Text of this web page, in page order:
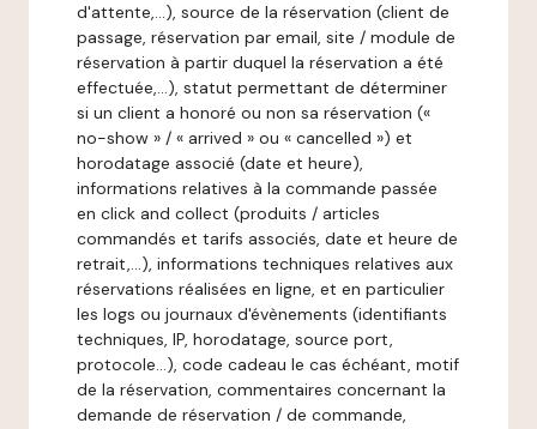
d'attente,…), source de la réservation (client de
passage, réservation par email, site / module de
réservation à partir duquel la réservation a été
effectuée,…), statut permettant de déterminer
si un client a honoré ou non sa réservation («
no-show » / « arrived » ou « cancelled ») et
horodatage associé (date et heure),
informations relatives à la commande passée
en click and collect (produits / articles
commandés et tarifs associés, date et heure de
retrait,…), informations techniques relatives aux
réservations réalisées en ligne, et en particulier
les logs ou journaux d'évènements (identifiants
techniques, IP, horodatage, source port,
protocole…), code cadeau le cas échéant, motif
de la réservation, commentaires concernant la
demande de réservation / de commande,